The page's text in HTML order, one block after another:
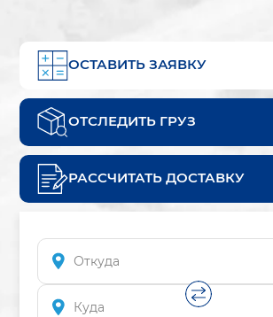
ОСТАВИТЬ ЗАЯВКУ
ОТСЛЕДИТЬ ГРУЗ
РАССЧИТАТЬ ДОСТАВКУ